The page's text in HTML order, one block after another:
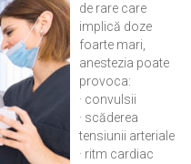
de rare care
implică doze
foarte mari,
anestezia poate
provoca:
· convulsii
· scăderea
tensiunii arteriale
· ritm cardiac